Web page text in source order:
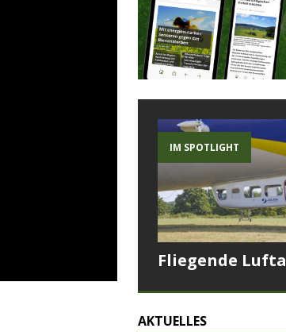
IM SPOTLIGHT
Fliegende
AKTUELLES